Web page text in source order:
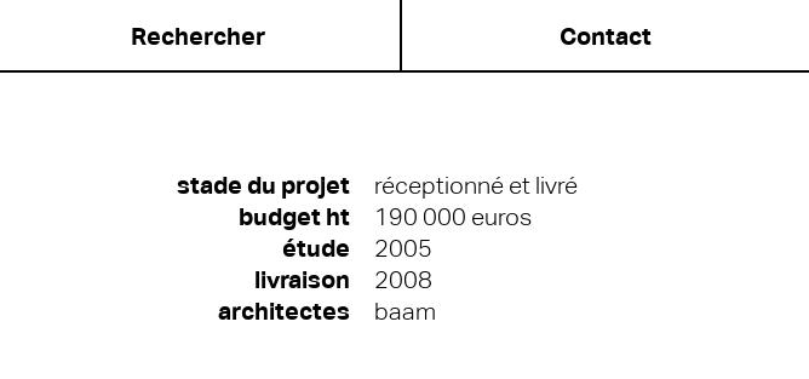
Contact
stade du projet
budget ht
étude
livraison
architectes
réceptionné et livré
190 000 euros
2005
2008
baam